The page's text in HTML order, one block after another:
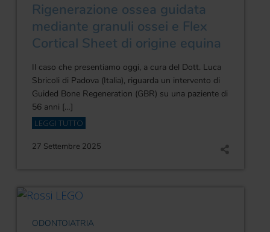
Rigenerazione ossea guidata
mediante granuli ossei e Flex
Cortical Sheet di origine equina
Il caso che presentiamo oggi, a cura del Dott. Luca
Sbricoli di Padova (Italia), riguarda un intervento di
Guided Bone Regeneration (GBR) su una paziente di
56 anni […]
LEGGI TUTTO
27 Settembre 2025
ODONTOIATRIA